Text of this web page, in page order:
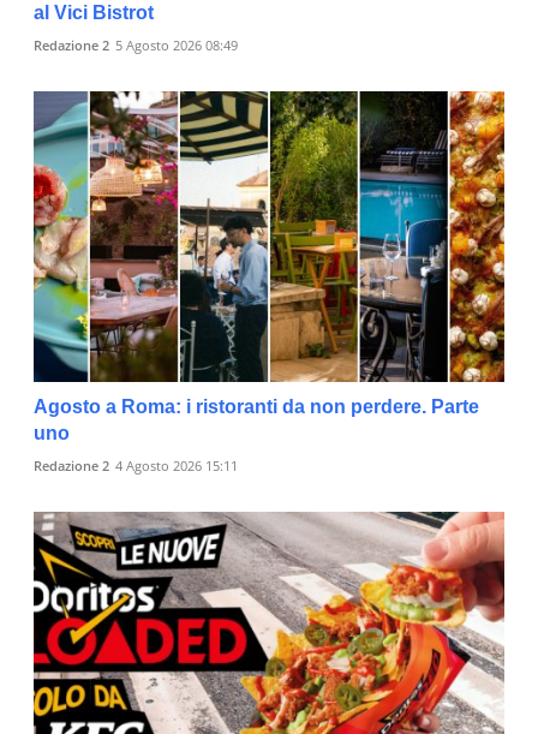
al Vici Bistrot
Redazione 2 5 Agosto 2026 08:49
Agosto a Roma: i ristoranti da non perdere. Parte
uno
Redazione 2 4 Agosto 2026 15:11